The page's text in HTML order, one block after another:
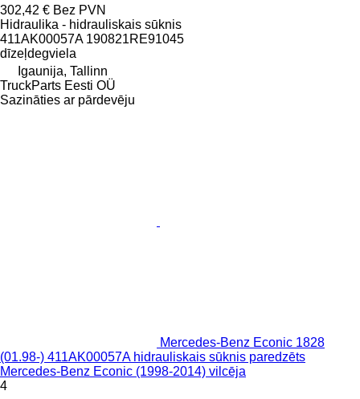
302,42 € Bez PVN
Hidraulika - hidrauliskais sūknis
411AK00057A 190821RE91045
dīzeļdegviela
Igaunija, Tallinn
TruckParts Eesti OÜ
Sazināties ar pārdevēju
Mercedes-Benz Econic 1828
(01.98-) 411AK00057A hidrauliskais sūknis paredzēts
Mercedes-Benz Econic (1998-2014) vilcēja
4